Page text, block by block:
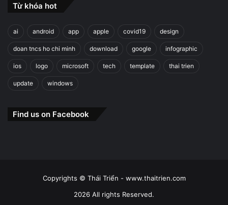
Từ khóa hot
ai android app apple covid19 design
doan tncs ho chi minh download google infographic
ios logo microsoft tech template thai trien
update windows
Find us on Facebook
Copyrights © Thái Triển - www.thaitrien.com
2026 All rights Reserved.